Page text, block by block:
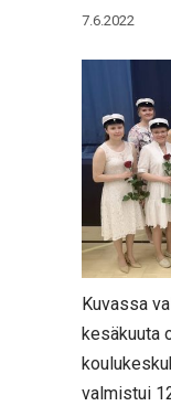
7.6.2022
Kuvassa
kesäkuuta
valmistui